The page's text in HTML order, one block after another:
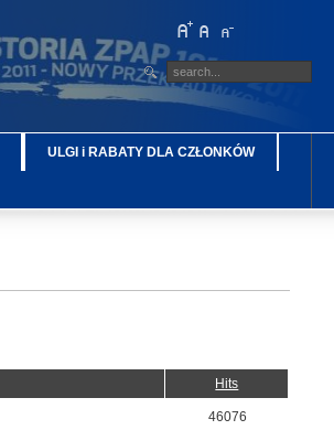
ULGI i RABATY DLA CZŁONKÓW
Hits
46076